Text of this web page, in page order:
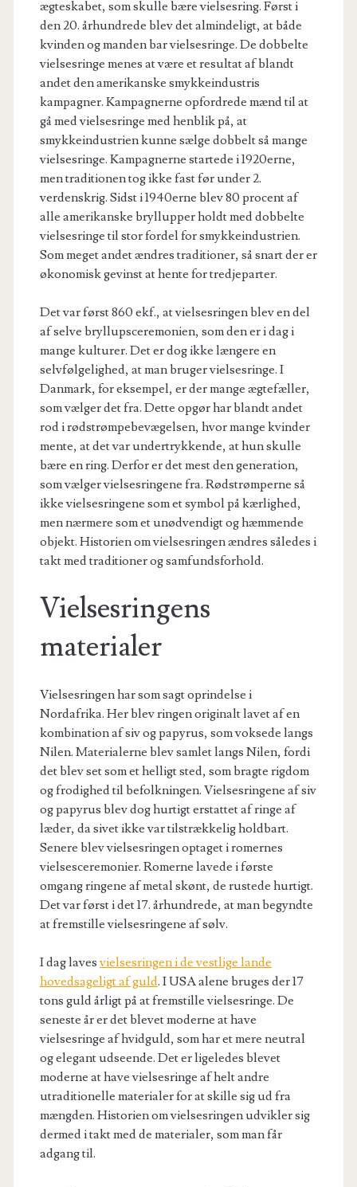
ægteskabet, som skulle bære vielsesring. Først i
den 20. århundrede blev det almindeligt, at både
kvinden og manden bar vielsesringe. De dobbelte
vielsesringe menes at være et resultat af blandt
andet den amerikanske smykkeindustris
kampagner. Kampagnerne opfordrede mænd til at
gå med vielsesringe med henblik på, at
smykkeindustrien kunne sælge dobbelt så mange
vielsesringe. Kampagnerne startede i 1920erne,
men traditionen tog ikke fast før under 2.
verdenskrig. Sidst i 1940erne blev 80 procent af
alle amerikanske bryllupper holdt med dobbelte
vielsesringe til stor fordel for smykkeindustrien.
Som meget andet ændres traditioner, så snart der er
økonomisk gevinst at hente for tredjeparter.
Det var først 860 ekf., at vielsesringen blev en del
af selve bryllupsceremonien, som den er i dag i
mange kulturer. Det er dog ikke længere en
selvfølgelighed, at man bruger vielsesringe. I
Danmark, for eksempel, er der mange ægtefæller,
som vælger det fra. Dette opgør har blandt andet
rod i rødstrømpebevægelsen, hvor mange kvinder
mente, at det var undertrykkende, at hun skulle
bære en ring. Derfor er det mest den generation,
som vælger vielsesringene fra. Rødstrømperne så
ikke vielsesringene som et symbol på kærlighed,
men nærmere som et unødvendigt og hæmmende
objekt. Historien om vielsesringen ændres således i
takt med traditioner og samfundsforhold.
Vielsesringens
materialer
Vielsesringen har som sagt oprindelse i
Nordafrika. Her blev ringen originalt lavet af en
kombination af siv og papyrus, som voksede langs
Nilen. Materialerne blev samlet langs Nilen, fordi
det blev set som et helligt sted, som bragte rigdom
og frodighed til befolkningen. Vielsesringene af siv
og papyrus blev dog hurtigt erstattet af ringe af
læder, da sivet ikke var tilstrækkelig holdbart.
Senere blev vielsesringen optaget i romernes
vielsesceremonier. Romerne lavede i første
omgang ringene af metal skønt, de rustede hurtigt.
Det var først i det 17. århundrede, at man begyndte
at fremstille vielsesringene af sølv.
I dag lavesvielsesringen i de vestlige lande
hovedsageligt af guld. I USA alene bruges der 17
tons guld årligt på at fremstille vielsesringe. De
seneste år er det blevet moderne at have
vielsesringe af hvidguld, som har et mere neutral
og elegant udseende. Det er ligeledes blevet
moderne at have vielsesringe af helt andre
utraditionelle materialer for at skille sig ud fra
mængden. Historien om vielsesringen udvikler sig
dermed i takt med de materialer, som man får
adgang til.